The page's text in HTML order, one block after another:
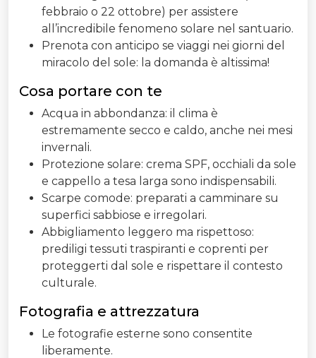
febbraio o 22 ottobre) per assistere
all’incredibile fenomeno solare nel santuario.
Prenota con anticipo se viaggi nei giorni del
miracolo del sole: la domanda è altissima!
Cosa portare con te
Acqua in abbondanza: il clima è
estremamente secco e caldo, anche nei mesi
invernali.
Protezione solare: crema SPF, occhiali da sole
e cappello a tesa larga sono indispensabili.
Scarpe comode: preparati a camminare su
superfici sabbiose e irregolari.
Abbigliamento leggero ma rispettoso:
prediligi tessuti traspiranti e coprenti per
proteggerti dal sole e rispettare il contesto
culturale.
Fotografia e attrezzatura
Le fotografie esterne sono consentite
liberamente.